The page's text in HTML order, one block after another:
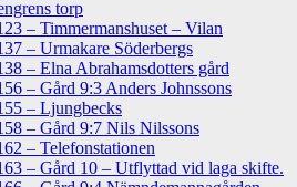
torp
– Timmermanshuset – Vilan
– Urmakare Söderbergs
– Elna Abrahamsdotters gård
– Gård 9:3 Anders Johnssons
– Ljungbecks
– Gård 9:7 Nils Nilssons
– Telefonstationen
– Gård 10 – Utflyttad vid laga skifte.